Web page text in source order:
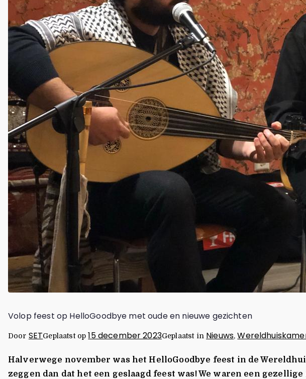
Volop feest op HelloGoodbye met oude en nieuwe gezichten
Door SETGeplaatst op15 december 2023Geplaatst in Nieuws,
Halverwege november was het HelloGoodbye feest in de
zeggen dan dat het een geslaagd feest was! We waren een